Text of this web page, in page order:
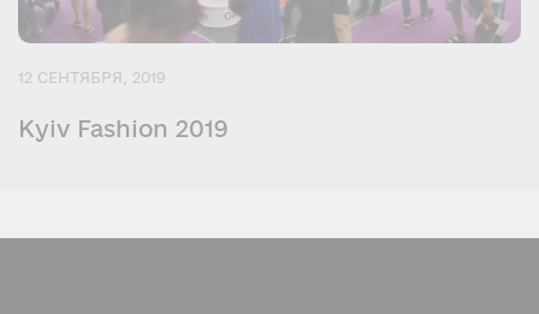
12 СЕНТЯБРЯ, 2019
Kyiv Fashion 2019